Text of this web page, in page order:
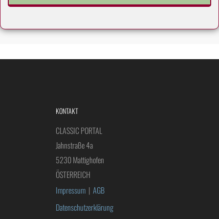
KONTAKT
CLASSIC PORTAL
Jahnstraße 4a
5230 Mattighofen
ÖSTERREICH
Impressum | AGB
Datenschutzerklärung